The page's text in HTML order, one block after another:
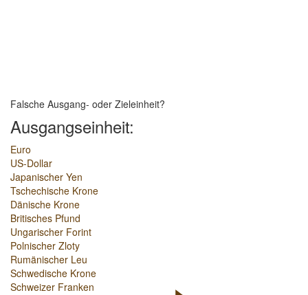
Falsche Ausgang- oder Zieleinheit?
Ausgangseinheit:
Euro
US-Dollar
Japanischer Yen
Tschechische Krone
Dänische Krone
Britisches Pfund
Ungarischer Forint
Polnischer Zloty
Rumänischer Leu
Schwedische Krone
Schweizer Franken